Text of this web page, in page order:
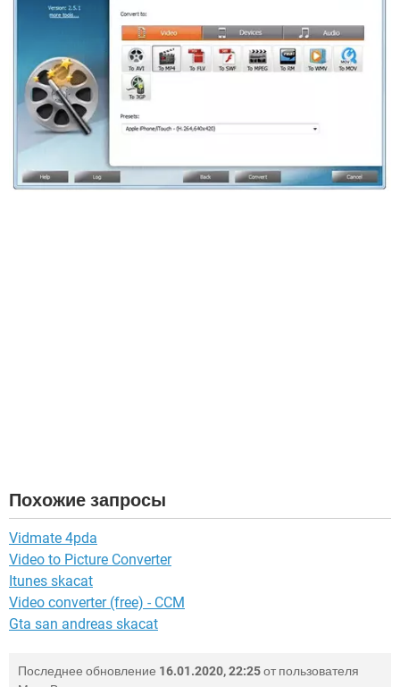
Похожие запросы
Vidmate 4pda
Video to Picture Converter
Itunes skacat
Video converter (free) - CCM
Gta san andreas skacat
Последнее обновление 16.01.2020, 22:25от пользователя